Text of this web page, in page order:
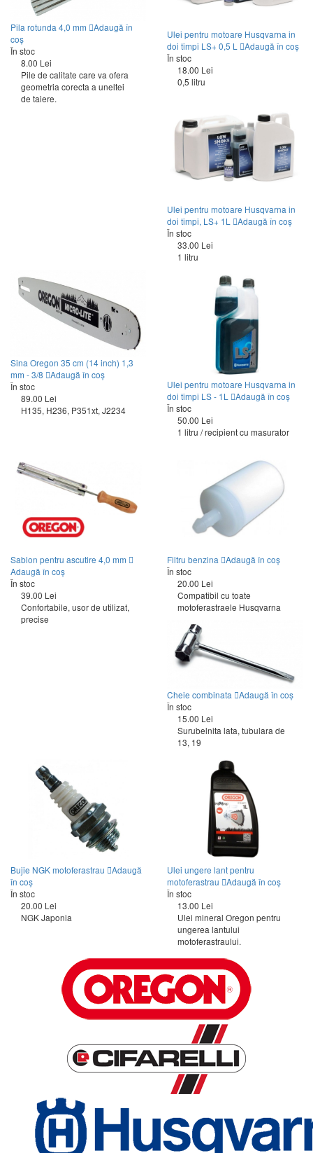
Pila rotunda 4,0 mm
Adaugă în
coș
În stoc
8.00 Lei
Pile de calitate care va ofera
geometria corecta a uneltei
de taiere.
Ulei pentru motoare Husqvarna in
doi timpi LS+ 0,5 L
Adaugă în coș
În stoc
18.00 Lei
0,5 litru
Ulei pentru motoare Husqvarna in
doi timpi, LS+ 1L
Adaugă în coș
În stoc
33.00 Lei
1 litru
Sina Oregon 35 cm (14 inch) 1,3
mm - 3/8
Adaugă în coș
În stoc
89.00 Lei
H135, H236, P351xt, J2234
Ulei pentru motoare Husqvarna in
doi timpi LS - 1L
Adaugă în coș
În stoc
50.00 Lei
1 litru / recipient cu masurator
Sablon pentru ascutire 4,0 mm
Adaugă în coș
În stoc
39.00 Lei
Confortabile, usor de utilizat,
precise
Filtru benzina Adaugă în coș
În stoc
20.00 Lei
Compatibil cu toate
motoferastraele Husqvarna
Cheie combinata
Adaugă în coș
În stoc
15.00 Lei
Surubelnita lata, tubulara de
13, 19
Bujie NGK motoferastrau
Adaugă
în coș
În stoc
20.00 Lei
NGK Japonia
Ulei ungere lant pentru
motoferastrau
Adaugă în coș
În stoc
13.00 Lei
Ulei mineral Oregon pentru
ungerea lantului
motoferastraului.